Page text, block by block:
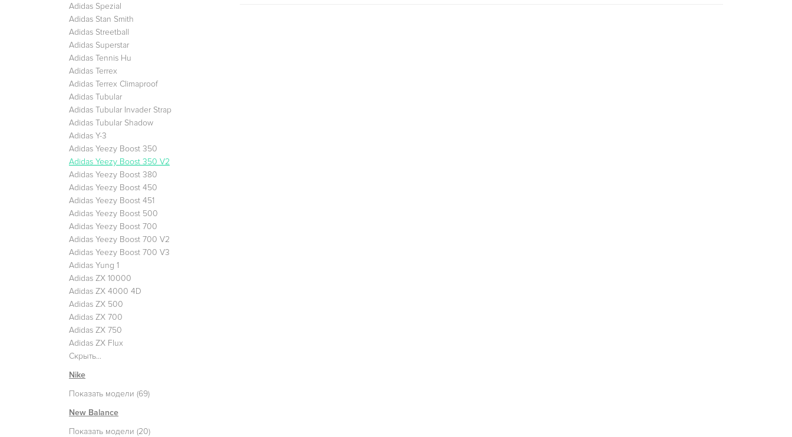
Adidas Spezial
Adidas Stan Smith
Adidas Streetball
Adidas Superstar
Adidas Tennis Hu
Adidas Terrex
Adidas Terrex Climaproof
Adidas Tubular
Adidas Tubular Invader Strap
Adidas Tubular Shadow
Adidas Y-3
Adidas Yeezy Boost 350
Adidas Yeezy Boost 350 V2
Adidas Yeezy Boost 380
Adidas Yeezy Boost 450
Adidas Yeezy Boost 451
Adidas Yeezy Boost 500
Adidas Yeezy Boost 700
Adidas Yeezy Boost 700 V2
Adidas Yeezy Boost 700 V3
Adidas Yung 1
Adidas ZX 10000
Adidas ZX 4000 4D
Adidas ZX 500
Adidas ZX 700
Adidas ZX 750
Adidas ZX Flux
Скрыть...
Nike
Показать модели (69)
New Balance
Показать модели (20)